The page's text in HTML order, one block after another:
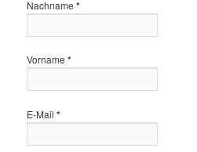
Nachname*
Vorname*
E-Mail*